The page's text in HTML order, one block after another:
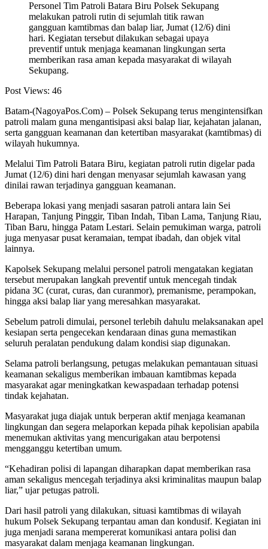
Personel Tim Patroli Batara Biru Polsek Sekupang
melakukan patroli rutin di sejumlah titik rawan
gangguan kamtibmas dan balap liar, Jumat (12/6) dini
hari. Kegiatan tersebut dilakukan sebagai upaya
preventif untuk menjaga keamanan lingkungan serta
memberikan rasa aman kepada masyarakat di wilayah
Sekupang.
Post Views: 46
Batam-(NagoyaPos.Com) – Polsek Sekupang terus mengintensifkan
patroli malam guna mengantisipasi aksi balap liar, kejahatan jalanan,
serta gangguan keamanan dan ketertiban masyarakat (kamtibmas) di
wilayah hukumnya.
Melalui Tim Patroli Batara Biru, kegiatan patroli rutin digelar pada
Jumat (12/6) dini hari dengan menyasar sejumlah kawasan yang
dinilai rawan terjadinya gangguan keamanan.
Beberapa lokasi yang menjadi sasaran patroli antara lain Sei
Harapan, Tanjung Pinggir, Tiban Indah, Tiban Lama, Tanjung Riau,
Tiban Baru, hingga Patam Lestari. Selain pemukiman warga, patroli
juga menyasar pusat keramaian, tempat ibadah, dan objek vital
lainnya.
Kapolsek Sekupang melalui personel patroli mengatakan kegiatan
tersebut merupakan langkah preventif untuk mencegah tindak
pidana 3C (curat, curas, dan curanmor), premanisme, perampokan,
hingga aksi balap liar yang meresahkan masyarakat.
Sebelum patroli dimulai, personel terlebih dahulu melaksanakan apel
kesiapan serta pengecekan kendaraan dinas guna memastikan
seluruh peralatan pendukung dalam kondisi siap digunakan.
Selama patroli berlangsung, petugas melakukan pemantauan situasi
keamanan sekaligus memberikan imbauan kamtibmas kepada
masyarakat agar meningkatkan kewaspadaan terhadap potensi
tindak kejahatan.
Masyarakat juga diajak untuk berperan aktif menjaga keamanan
lingkungan dan segera melaporkan kepada pihak kepolisian apabila
menemukan aktivitas yang mencurigakan atau berpotensi
mengganggu ketertiban umum.
“Kehadiran polisi di lapangan diharapkan dapat memberikan rasa
aman sekaligus mencegah terjadinya aksi kriminalitas maupun balap
liar,” ujar petugas patroli.
Dari hasil patroli yang dilakukan, situasi kamtibmas di wilayah
hukum Polsek Sekupang terpantau aman dan kondusif. Kegiatan ini
juga menjadi sarana mempererat komunikasi antara polisi dan
masyarakat dalam menjaga keamanan lingkungan.